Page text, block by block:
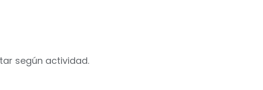
según actividad.